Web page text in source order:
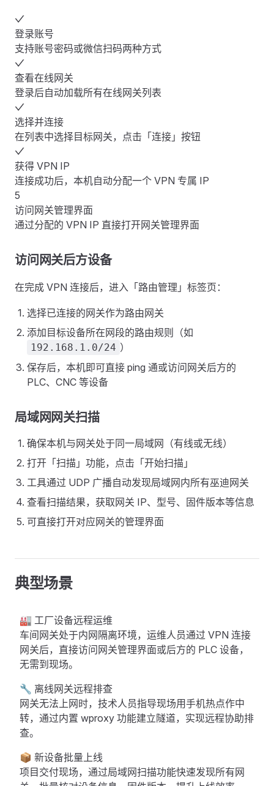
登录账号
支持账号密码或微信扫码两种方式
查看在线网关
登录后自动加载所有在线网关列表
选择并连接
在列表中选择目标网关，点击「连接」按钮
获得 VPN IP
连接成功后，本机自动分配一个 VPN 专属 IP
5
访问网关管理界面
通过分配的 VPN IP 直接打开网关管理界面
访问网关后方设备
在完成 VPN 连接后，进入「路由管理」标签页：
选择已连接的网关作为路由网关
添加目标设备所在网段的路由规则（如
192.168.1.0/24 ）
保存后，本机即可直接 ping 通或访问网关后方的
PLC、CNC 等设备
局域网网关扫描
确保本机与网关处于同一局域网（有线或无线）
打开「扫描」功能，点击「开始扫描」
工具通过 UDP 广播自动发现局域网内所有巫迪网关
查看扫描结果，获取网关 IP、型号、固件版本等信息
可直接打开对应网关的管理界面
典型场景
🏭 工厂设备远程运维
车间网关处于内网隔离环境，运维人员通过 VPN 连接
网关后，直接访问网关管理界面或后方的 PLC 设备，
无需到现场。
🔧 离线网关远程排查
网关无法上网时，技术人员指导现场用手机热点作中
转，通过内置 wproxy 功能建立隧道，实现远程协助排
查。
📦 新设备批量上线
项目交付现场，通过局域网扫描功能快速发现所有网